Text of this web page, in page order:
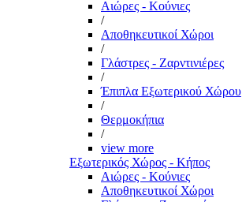
Αιώρες - Κούνιες
/
Αποθηκευτικοί Χώροι
/
Γλάστρες - Ζαρντινιέρες
/
Έπιπλα Εξωτερικού Χώρου
/
Θερμοκήπια
/
view more
Εξωτερικός Χώρος - Κήπος
Αιώρες - Κούνιες
Αποθηκευτικοί Χώροι